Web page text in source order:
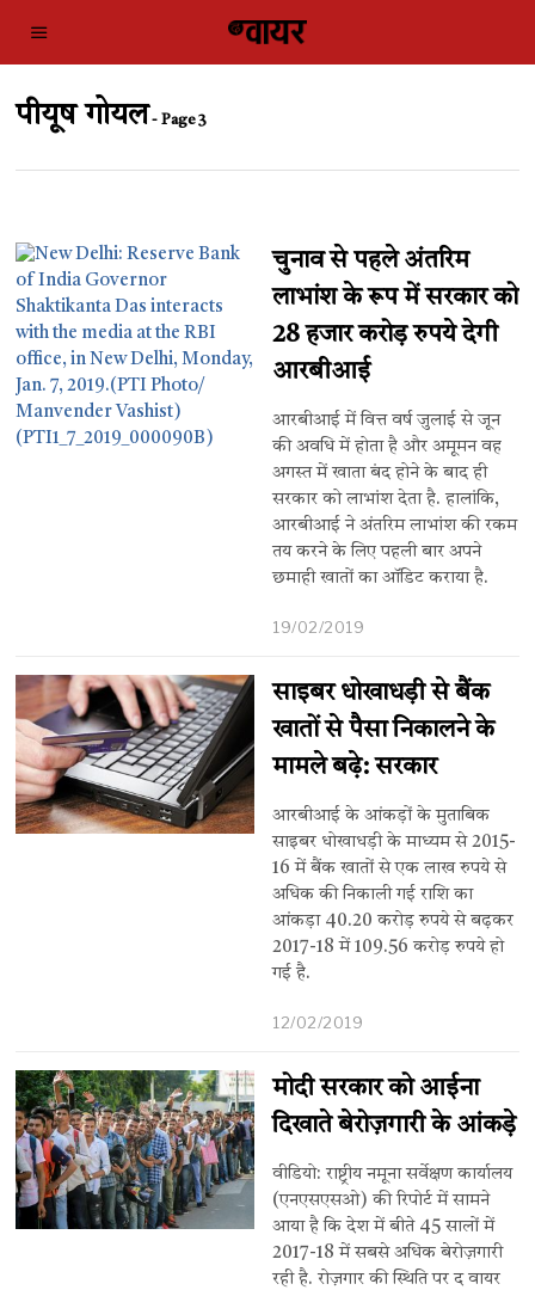
पीयूष गोयल- Page 3
चुनाव से पहले अंतरिम
लाभांश के रूप में सरकार को
28 हजार करोड़ रुपये देगी
आरबीआई
आरबीआई में वित्त वर्ष जुलाई से जून
की अवधि में होता है और अमूमन वह
अगस्त में खाता बंद होने के बाद ही
सरकार को लाभांश देता है. हालांकि,
आरबीआई ने अंतरिम लाभांश की रकम
तय करने के लिए पहली बार अपने
छमाही खातों का ऑडिट कराया है.
19/02/2019
साइबर धोखाधड़ी से बैंक
खातों से पैसा निकालने के
मामले बढ़े: सरकार
आरबीआई के आंकड़ों के मुताबिक
साइबर धोखाधड़ी के माध्यम से 2015-
16 में बैंक खातों से एक लाख रुपये से
अधिक की निकाली गई राशि का
आंकड़ा 40.20 करोड़ रुपये से बढ़कर
2017-18 में 109.56 करोड़ रुपये हो
गई है.
12/02/2019
मोदी सरकार को आईना
दिखाते बेरोज़गारी के आंकड़े
वीडियो: राष्ट्रीय नमूना सर्वेक्षण कार्यालय
(एनएसएसओ) की रिपोर्ट में सामने
आया है कि देश में बीते 45 सालों में
2017-18 में सबसे अधिक बेरोज़गारी
रही है. रोज़गार की स्थिति पर द वायर